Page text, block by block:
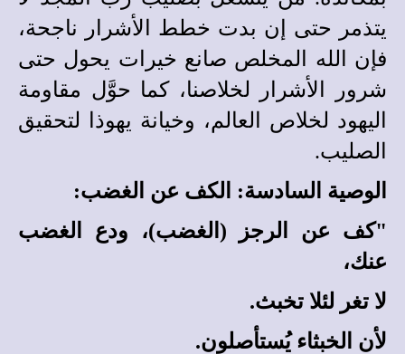
يتذمر حتى إن بدت خطط الأشرار ناجحة،
فإن الله المخلص صانع خيرات يحول حتى
شرور الأشرار لخلاصنا، كما حوَّل مقاومة
اليهود لخلاص العالم، وخيانة يهوذا لتحقيق
الصليب.
الوصية السادسة: الكف عن الغضب:
"كف عن الرجز (الغضب)، ودع الغضب
عنك،
لا تغر لئلا تخبث.
لأن الخبثاء يُستأصلون.